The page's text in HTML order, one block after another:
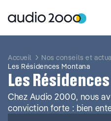
contenu
Accueil
Nos conseils et
Les Résidences Montana
Les
Chez Audio 2000, nous
conviction forte : bien